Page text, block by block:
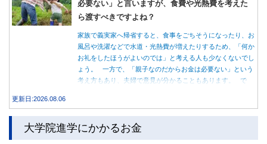
必要ない」と言いますが、食費や光熱費を考えた
ら渡すべきですよね？
家族で義実家へ帰省すると、食事をごちそうになったり、お
風呂や洗濯などで水道・光熱費が増えたりするため、「何か
お礼をしたほうがよいのでは」と考える人も少なくないでし
ょう。 一方で、「親子なのだからお金は必要ない」という
考え方もあり、夫婦で意見が分かることもあります。 で
ます。
更新日:2026.08.06
大学院進学にかかるお金